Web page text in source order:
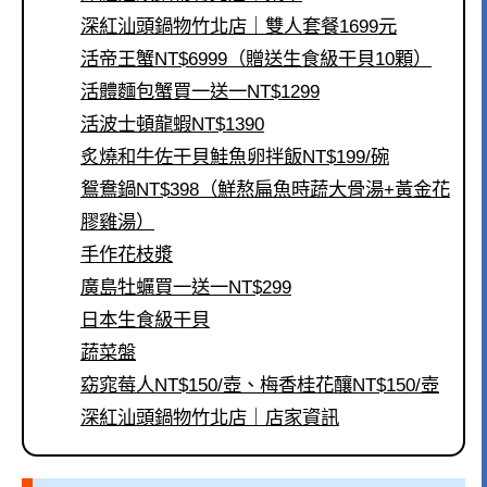
深紅汕頭鍋物竹北店｜雙人套餐1699元
活帝王蟹NT$6999（贈送生食級干貝10顆）
活體麵包蟹買一送一NT$1299
活波士頓龍蝦NT$1390
炙燒和牛佐干貝鮭魚卵拌飯NT$199/碗
鴛鴦鍋NT$398（鮮熬扁魚時蔬大骨湯+黃金花
膠雞湯）
手作花枝漿
廣島牡蠣買一送一NT$299
日本生食級干貝
蔬菜盤
窈窕莓人NT$150/壺、梅香桂花釀NT$150/壺
深紅汕頭鍋物竹北店｜店家資訊